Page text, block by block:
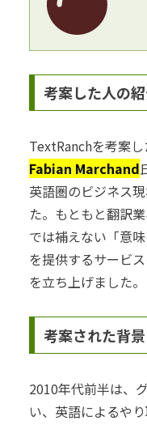
考案した人の
TextRanchを考案
Fabian Marchand
英語圏のビジネス
た。もともと翻訳
では補えない「意
を提供するサービ
を立ち上げました。
考案された背景
2010年代前半は、
い、英語によるや